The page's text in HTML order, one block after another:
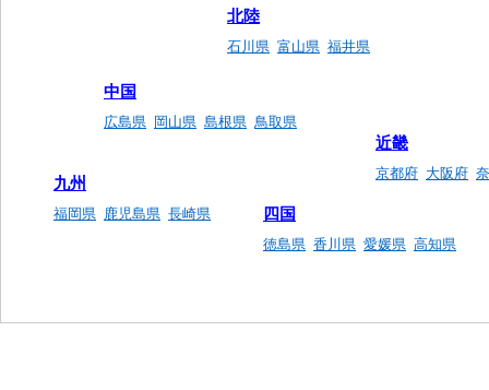
北陸
石川県 富山県 福井県
近畿
京都府 大阪府
四国
徳島県 香川県 愛媛県 高知県
中国
広島県 岡山県 島根県 鳥取県
九州
福岡県 鹿児島県 長崎県